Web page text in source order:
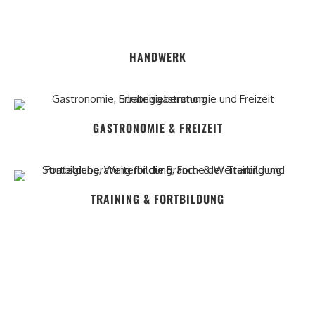
HANDWERK
GASTRONOMIE & FREIZEIT
TRAINING & FORTBILDUNG